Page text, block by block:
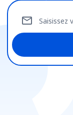
Saisissez
mail